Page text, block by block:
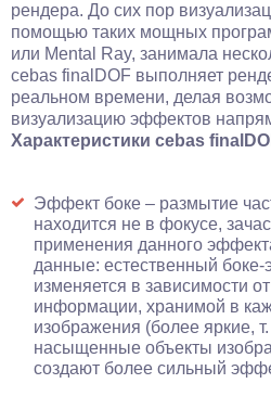
рендера. До сих пор
помощью таких мощных
или Mental Ray, занимала
cebas finalDOF выполняет
реальном времени, делая
визуализацию эффектов
Характеристики cebas
Эффект боке – размытие
находится не в фокусе,
применения данного
данные: естественный
изменяется в зависимости
информации, хранимой в
изображения (более яркие,
насыщенные объекты
создают более сильный